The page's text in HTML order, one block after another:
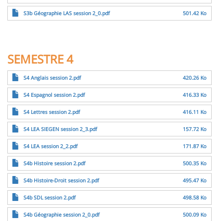
FichierS3b Géographie LAS session 2_0.pdf 501.42 Ko
SEMESTRE 4
FichierS4 Anglais session 2.pdf 420.26 Ko
FichierS4 Espagnol session 2.pdf 416.33 Ko
FichierS4 Lettres session 2.pdf 416.11 Ko
FichierS4 LEA SIEGEN session 2_3.pdf 157.72 Ko
FichierS4 LEA session 2_2.pdf 171.87 Ko
FichierS4b Histoire session 2.pdf 500.35 Ko
FichierS4b Histoire-Droit session 2.pdf 495.47 Ko
FichierS4b SDL session 2.pdf 498.58 Ko
FichierS4b Géographie session 2_0.pdf 500.09 Ko